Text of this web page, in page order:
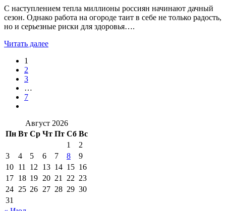
С наступлением тепла миллионы россиян начинают дачный
сезон. Однако работа на огороде таит в себе не только радость,
но и серьезные риски для здоровья….
Читать далее
1
2
3
…
7
Август 2026
Пн Вт Ср Чт Пт Сб Вс
1
2
3
4 5 6 7 8
9
10 11 12 13 14 15 16
17 18 19 20 21 22 23
24 25 26 27 28 29 30
31